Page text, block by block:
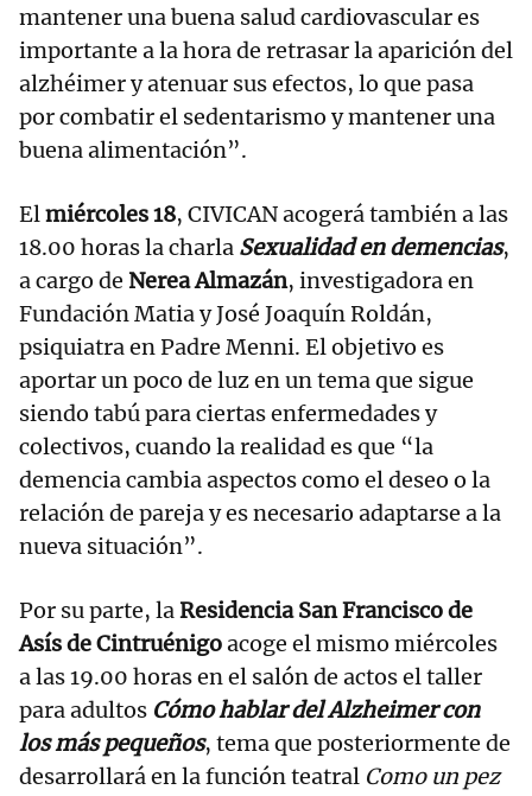
mantener una buena salud cardiovascular es
importante a la hora de retrasar la aparición del
alzhéimer y atenuar sus efectos, lo que pasa
por combatir el sedentarismo y mantener una
buena alimentación”.
Elmiércoles 18, CIVICAN acogerá también a las
18.00 horas la charla Sexualidad en demencias,
a cargo de Nerea Almazán, investigadora en
Fundación Matia y José Joaquín Roldán,
psiquiatra en Padre Menni. El objetivo es
aportar un poco de luz en un tema que sigue
siendo tabú para ciertas enfermedades y
colectivos, cuando la realidad es que “la
demencia cambia aspectos como el deseo o la
relación de pareja y es necesario adaptarse a la
nueva situación”.
Por su parte, laResidencia San Francisco de
Asís de Cintruénigoacoge el mismo miércoles
a las 19.00 horas en el salón de actos el taller
para adultos Cómo hablar del Alzheimer con
los más pequeños, tema que posteriormente de
desarrollará en la función teatral Como un pez